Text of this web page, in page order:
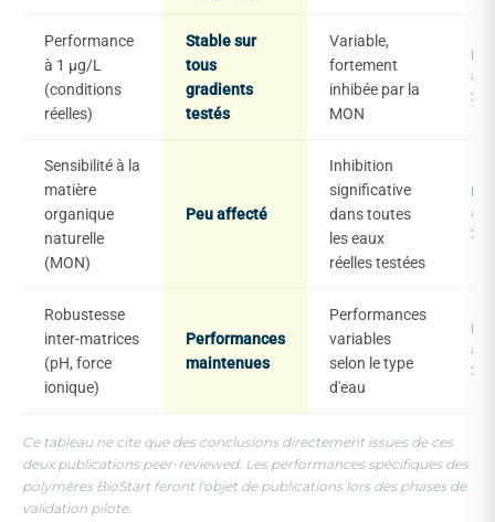
Performance
à 1 µg/L
(conditions
réelles)
Stable sur
tous
gradients
testés
Variable,
fortement
inhibée par la
MON
al.,
Sensibilité à la
matière
organique
naturelle
(MON)
Peu affecté
Inhibition
significative
dans toutes
les eaux
réelles testées
al.,
Robustesse
inter-matrices
(pH, force
ionique)
Performances
maintenues
Performances
variables
selon le type
d'eau
al.,
Ce tableau ne cite que des conclusions directement issues de ces
deux publications peer-reviewed. Les performances spécifiques des
polymères BioStart feront l'objet de publications lors des phases de
validation pilote.